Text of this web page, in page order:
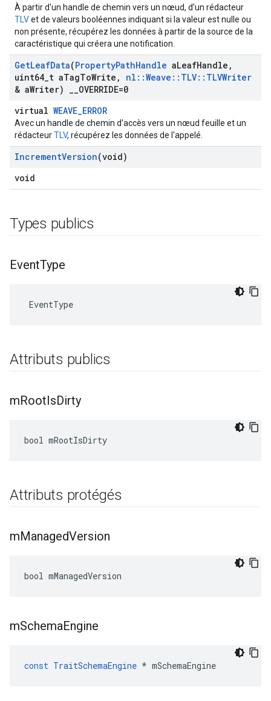
À partir d'un handle de chemin vers un nœud, d'un rédacteur
TLVet de valeurs booléennes indiquant si la valeur est nulle ou
non présente, récupérez les données à partir de la source de la
caractéristique qui créera une notification.
GetLeafData(PropertyPathHandle aLeafHandle ,
uint64 t aTagToWrite , nl ::Weave :: TLV:: TLVWriter
& aWriter)
OVERRIDE=0
virtual WEAVE_ERROR
Avec un handle de chemin d'accès vers un nœud feuille et un
rédacteurTLV, récupérez les données de l'appelé.
IncrementVersion(void)
void
Types publics
EventType
EventType
Attributs publics
mRootIsDirty
bool mRootIsDirty
Attributs protégés
mManagedVersion
bool mManagedVersion
mSchemaEngine
const TraitSchemaEngine * mSchemaEngine